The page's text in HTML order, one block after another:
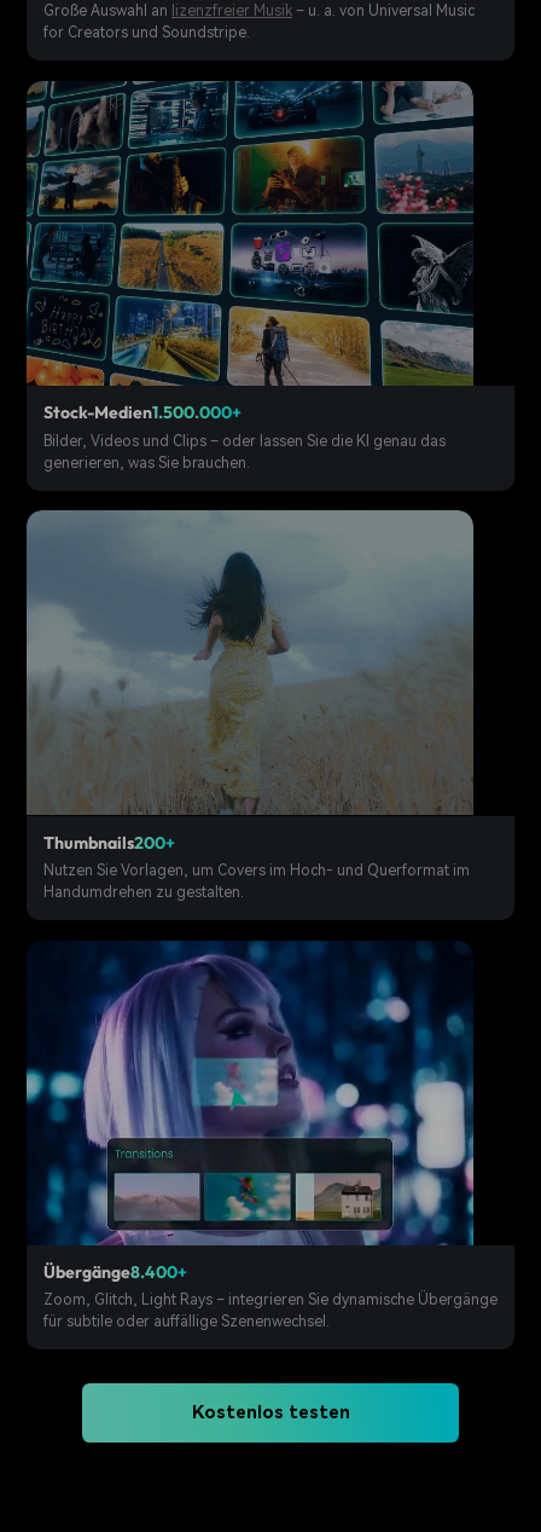
Große Auswahl an lizenzfreier Musik – u. a. von Universal Music
for Creators und Soundstripe.
Stock-Medien1.500.000+
Bilder, Videos und Clips – oder lassen Sie die KI genau das
generieren, was Sie brauchen.
Thumbnails200+
Nutzen Sie Vorlagen, um Covers im Hoch- und Querformat im
Handumdrehen zu gestalten.
Übergänge8.400+
Zoom, Glitch, Light Rays – integrieren Sie dynamische Übergänge
für subtile oder auffällige Szenenwechsel.
Kostenlos testen